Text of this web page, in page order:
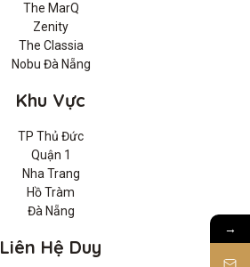
The MarQ
Zenity
The Classia
Nobu Đà Nẵng
Khu Vực
TP Thủ Đức
Quận 1
Nha Trang
Hồ Tràm
Đà Nẵng
Liên Hệ Duy
→